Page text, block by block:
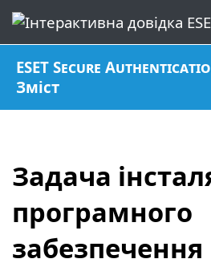
ESET Secure
Зміст
Задача
програмного
забезпечення